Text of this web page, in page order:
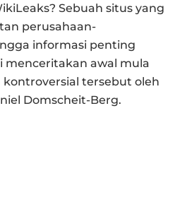
Sebuah situs yang
perusahaan-
informasi penting
menceritakan awal mula
tersebut oleh
Domscheit-Berg.